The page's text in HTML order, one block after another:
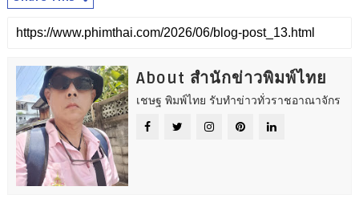
About สำนักข่าวพิมพ์ไทย
เชษฐ พิมพ์ไทย รับทำข่าวทั่วราชอาณาจักร